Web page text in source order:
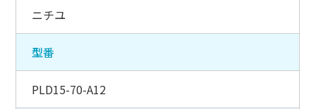
ニチユ
型番
PLD15-70-A12